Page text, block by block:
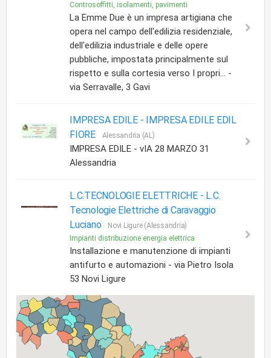
Controsoffitti, isolamenti, pavimenti
La Emme Due è un impresa artigiana che
opera nel campo dell'edilizia residenziale,
dell'edilizia industriale e delle opere
pubbliche, impostata principalmente sul
rispetto e sulla cortesia verso I propri... -
via Serravalle, 3 Gavi
IMPRESA EDILE - IMPRESA EDILE EDIL
FIORE
Alessandria (AL)
IMPRESA EDILE - vIA 28 MARZO 31
Alessandria
L.C.TECNOLOGIE ELETTRICHE - L.C.
Tecnologie Elettriche di Caravaggio
Luciano
Novi Ligure (Alessandria)
Impianti distribuzione energia elettrica
Installazione e manutenzione di impianti
antifurto e automazioni - via Pietro Isola
53 Novi Ligure